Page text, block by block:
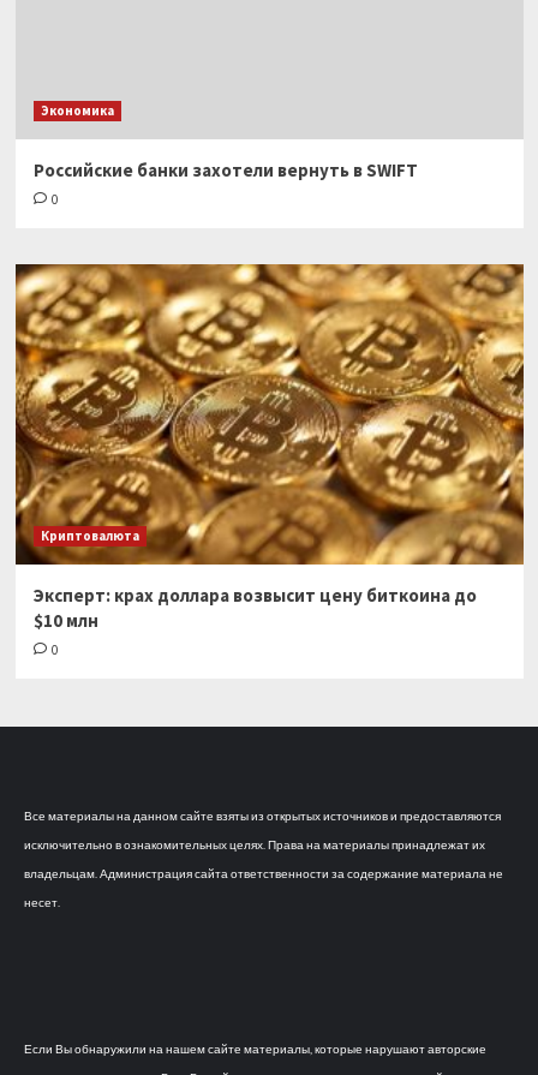
Экономика
Российские банки захотели вернуть в SWIFT
0
Криптовалюта
Эксперт: крах доллара возвысит цену биткоина до
$10 млн
0
Все материалы на данном сайте взяты из открытых источников и предоставляются
исключительно в ознакомительных целях. Права на материалы принадлежат их
владельцам. Администрация сайта ответственности за содержание материала не
несет.
Если Вы обнаружили на нашем сайте материалы, которые нарушают авторские